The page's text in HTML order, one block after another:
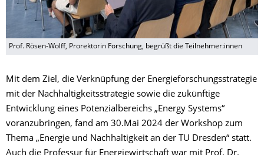
Prof. Rösen-Wolff, Prorektorin Forschung, begrüßt die Teilnehmer:innen
Mit dem Ziel, die Verknüpfung der Energieforschungsstrategie
mit der Nachhaltigkeitsstrategie sowie die zukünftige
Entwicklung eines Potenzialbereichs „Energy Systems“
voranzubringen, fand am 30.Mai 2024 der Workshop zum
Thema „Energie und Nachhaltigkeit an der TU Dresden“ statt.